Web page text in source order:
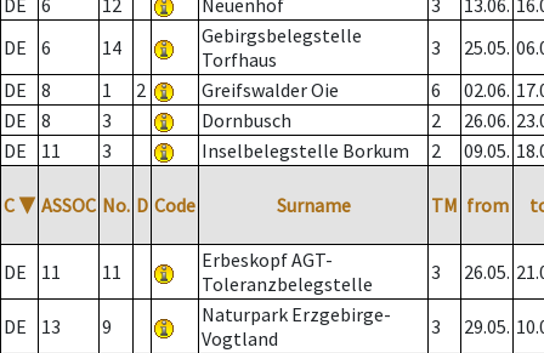
DE
6 12 Neuenhof 3 13.06.
DE
6 14
Gebirgsbelegstelle
Torfhaus
3 25.05.
DE
8 1 2 Greifswalder Oie 6 02.06.
DE
8 3 Dornbusch 2 26.06.
DE
11 3 Inselbelegstelle Borkum 2 09.05.
C ▼ ASSOC No. D Code Surname TM from
DE 11 11
Erbeskopf AGT-
Toleranzbelegstelle
3 26.05.
DE 13 9
Naturpark Erzgebirge-
Vogtland
3 29.05.